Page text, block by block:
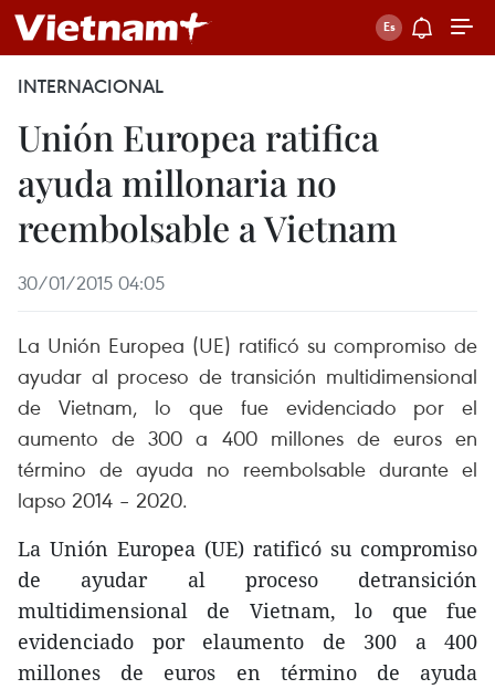
INTERNACIONAL
Unión Europea ratifica
ayuda millonaria no
reembolsable a Vietnam
30/01/2015 04:05
La Unión Europea (UE) ratificó su compromiso de
ayudar al proceso de transición multidimensional
de Vietnam, lo que fue evidenciado por el
aumento de 300 a 400 millones de euros en
término de ayuda no reembolsable durante el
lapso 2014 – 2020.
La Unión Europea (UE) ratificó su compromiso
de ayudar al proceso detransición
multidimensional de Vietnam, lo que fue
evidenciado por elaumento de 300 a 400
millones de euros en término de ayuda